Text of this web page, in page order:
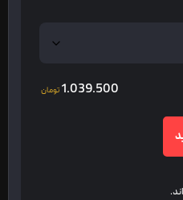
1.039.500تومان